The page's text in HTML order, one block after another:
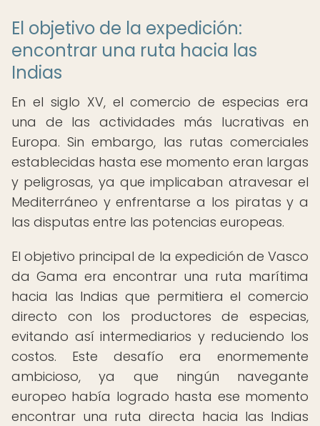
El objetivo de la expedición:
encontrar una ruta hacia las
Indias
En el siglo XV, el comercio de especias era
una de las actividades más lucrativas en
Europa. Sin embargo, las rutas comerciales
establecidas hasta ese momento eran largas
y peligrosas, ya que implicaban atravesar el
Mediterráneo y enfrentarse a los piratas y a
las disputas entre las potencias europeas.
El objetivo principal de la expedición de Vasco
da Gama era encontrar una ruta marítima
hacia las Indias que permitiera el comercio
directo con los productores de especias,
evitando así intermediarios y reduciendo los
costos. Este desafío era enormemente
ambicioso, ya que ningún navegante
europeo había logrado hasta ese momento
encontrar una ruta directa hacia las Indias